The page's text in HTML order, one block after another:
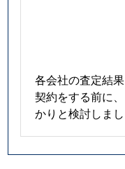
各会社の査定結
契約をする前に
かりと検討しまし